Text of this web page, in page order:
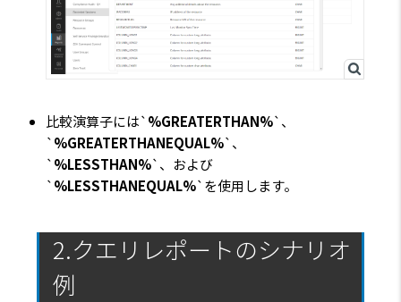
比較演算子には`%GREATERTHAN%`、
`%GREATERTHANEQUAL%`、
`%LESSTHAN%`、および
`%LESSTHANEQUAL%`を使用します。
2.クエリレポートのシナリオ
例